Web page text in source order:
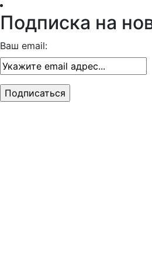
Подписка на
Ваш email: